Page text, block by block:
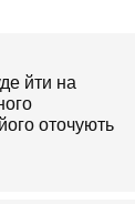
йти на
оточують